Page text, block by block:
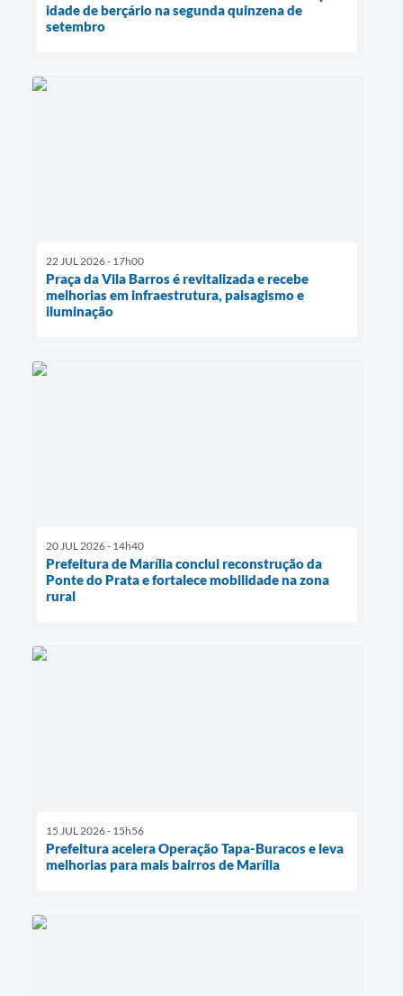
idade de berçário na segunda quinzena de
setembro
22 JUL 2026 - 17h00
Praça da Vila Barros é revitalizada e recebe
melhorias em infraestrutura, paisagismo e
iluminação
20 JUL 2026 - 14h40
Prefeitura de Marília conclui reconstrução da
Ponte do Prata e fortalece mobilidade na zona
rural
15 JUL 2026 - 15h56
Prefeitura acelera Operação Tapa-Buracos e leva
melhorias para mais bairros de Marília